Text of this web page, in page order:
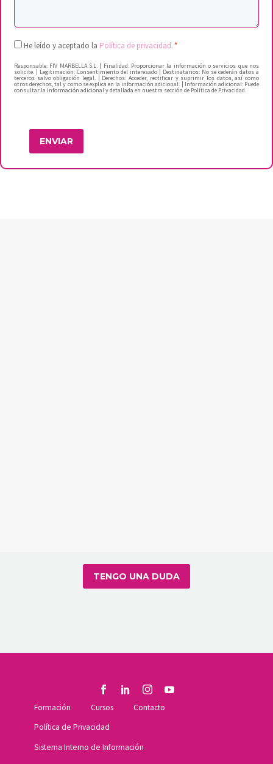
Consentimiento
He leído y aceptado la Política de privacidad.*
Responsable: FIV MARBELLA S.L. | Finalidad: Proporcionar la información o servicios que nos
solicite. | Legitimación: Consentimiento del interesado | Destinatarios: No se cederán datos a
terceros salvo obligación legal. | Derechos: Acceder, rectificar y suprimir los datos, así como
otros derechos, tal y como se explica en la información adicional. | Información adicional: Puede
consultar la información adicional y detallada en nuestra sección de Política de Privacidad.
TENGO UNA DUDA
Formación Cursos
Contacto
Política de Privacidad
Sistema Interno de Información